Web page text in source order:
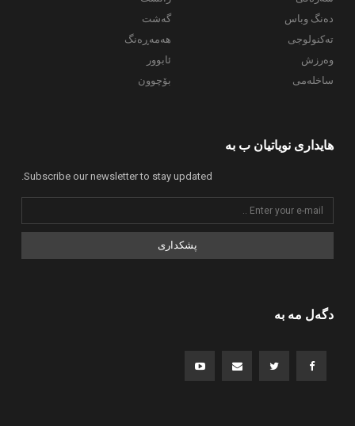
دەنگ وباس
تەکنولوجی
وەرزش
ساخلەمی
گەشت
هەمەڕەنگ
ئابوور
بۆچوون
هایداری نویاتیان ب بە
Subscribe our newsletter to stay updated.
پشکداری
دگەل مە بە